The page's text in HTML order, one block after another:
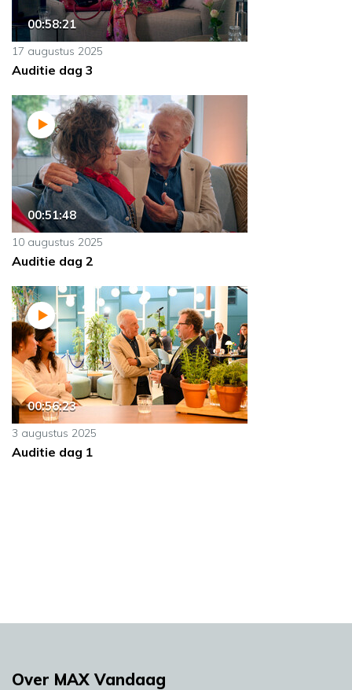
00:58:21
17 augustus 2025
Auditie dag 3
00:51:48
10 augustus 2025
Auditie dag 2
00:56:23
3 augustus 2025
Auditie dag 1
Over MAX Vandaag